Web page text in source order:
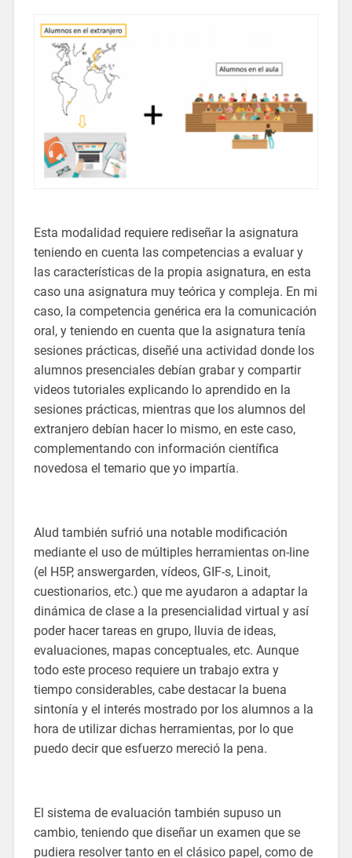
Esta modalidad requiere rediseñar la asignatura
teniendo en cuenta las competencias a evaluar y
las características de la propia asignatura, en esta
caso una asignatura muy teórica y compleja. En mi
caso, la competencia genérica era la comunicación
oral, y teniendo en cuenta que la asignatura tenía
sesiones prácticas, diseñé una actividad donde los
alumnos presenciales debían grabar y compartir
videos tutoriales explicando lo aprendido en la
sesiones prácticas, mientras que los alumnos del
extranjero debían hacer lo mismo, en este caso,
complementando con información científica
novedosa el temario que yo impartía.
Alud también sufrió una notable modificación
mediante el uso de múltiples herramientas on-line
(el H5P, answergarden, vídeos, GIF-s, Linoit,
cuestionarios, etc.) que me ayudaron a adaptar la
dinámica de clase a la presencialidad virtual y así
poder hacer tareas en grupo, lluvia de ideas,
evaluaciones, mapas conceptuales, etc. Aunque
todo este proceso requiere un trabajo extra y
tiempo considerables, cabe destacar la buena
sintonía y el interés mostrado por los alumnos a la
hora de utilizar dichas herramientas, por lo que
puedo decir que esfuerzo mereció la pena.
El sistema de evaluación también supuso un
cambio, teniendo que diseñar un examen que se
pudiera resolver tanto en el clásico papel, como de